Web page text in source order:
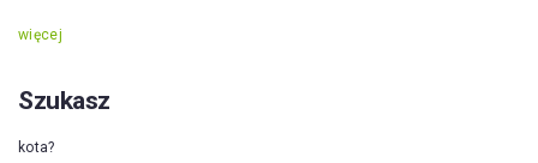
więcej
Szukasz
kota?